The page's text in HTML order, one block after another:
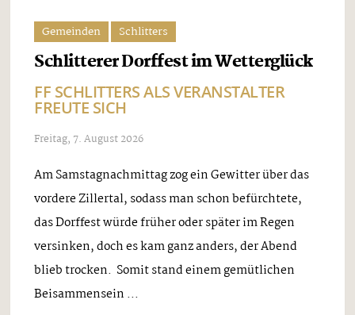
Gemeinden Schlitters
Schlitterer Dorffest im Wetterglück
FF SCHLITTERS ALS VERANSTALTER
FREUTE SICH
Freitag, 7. August 2026
Am Samstagnachmittag zog ein Gewitter über das
vordere Zillertal, sodass man schon befürchtete,
das Dorffest würde früher oder später im Regen
versinken, doch es kam ganz anders, der Abend
blieb trocken. Somit stand einem gemütlichen
Beisammensein ...